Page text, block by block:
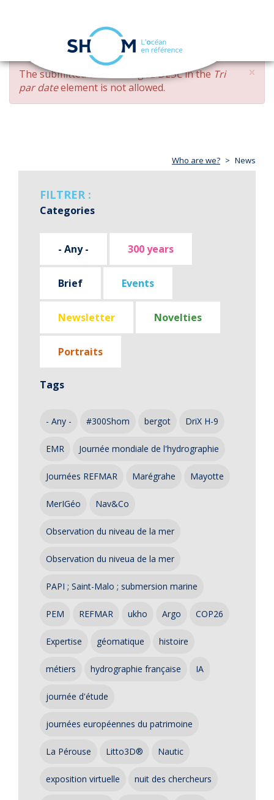
Skip
main
content
navigation
×
ERROR
MESSAGE
The submitted value changed DESCin the Tri
par dateelement is not allowed.
Who are we? News
FILTRER :
Categories
- Any - 300 years
Brief Events
Newsletter Novelties
Portraits
Tags
- Any - #300Shom bergot DriX H-9
EMR Journée mondiale de l'hydrographie
Journées REFMAR Marégrahe Mayotte
MerIGéo Nav&Co
Observation du niveau de la mer
Observation du niveua de la mer
PAPI ; Saint-Malo ; submersion marine
PEM REFMAR ukho Argo COP26
Expertise géomatique histoire
métiers hydrographie française IA
journée d'étude
journées européennes du patrimoine
La Pérouse Litto3D® Nautic
exposition virtuelle nuit des chercheurs